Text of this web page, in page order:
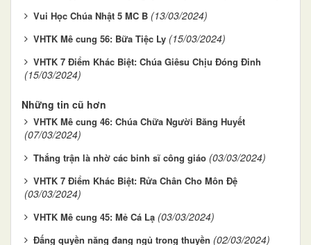
Vui Học Chúa Nhật 5 MC B (13/03/2024)
VHTK ​​​​​​​Mê cung 56: Bữa Tiệc Ly (15/03/2024)
VHTK 7 Điểm Khác Biệt: Chúa Giêsu Chịu Đóng Đinh
(15/03/2024)
Những tin cũ hơn
VHTK ​​​​​​​Mê cung 46: Chúa Chữa Người Băng Huyết
(07/03/2024)
Thắng trận là nhờ các binh sĩ công giáo (03/03/2024)
VHTK 7 Điểm Khác Biệt: Rửa Chân Cho Môn Đệ
(03/03/2024)
VHTK Mê cung 45: Mẻ Cá Lạ (03/03/2024)
Đấng quyền năng đang ngủ trong thuyền (02/03/2024)